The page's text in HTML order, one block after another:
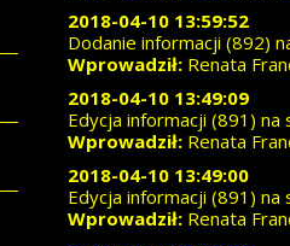
2018-04-10 13:59:52
Dodanie informacji (892)
Wprowadził:Renata
2018-04-10 13:49:09
Edycja informacji (891) na
Wprowadził:Renata
2018-04-10 13:49:00
Edycja informacji (891) na
Wprowadził:Renata